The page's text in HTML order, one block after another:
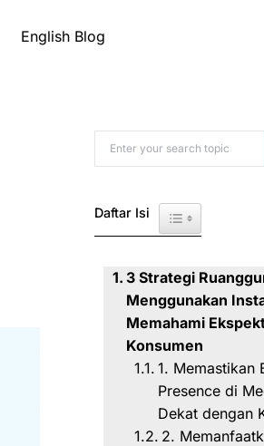
English Blog
Search for:
Daftar Isi Toggle Table of
3 Strategi
Menggunakan
Memahami
Konsumen
1. Memastikan
Presence di
Dekat dengan
2.